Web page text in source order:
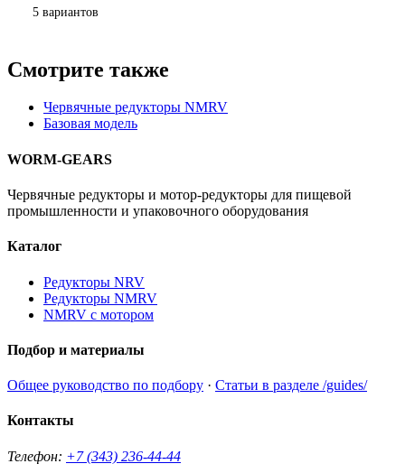
5 вариантов
Смотрите также
Червячные редукторы NMRV
Базовая модель
WORM-GEARS
Червячные редукторы и мотор-редукторы для пищевой
промышленности и упаковочного оборудования
Каталог
Редукторы NRV
Редукторы NMRV
NMRV с мотором
Подбор и материалы
Общее руководство по подбору · Статьи в разделе /guides/
Контакты
Телефон: +7 (343) 236-44-44